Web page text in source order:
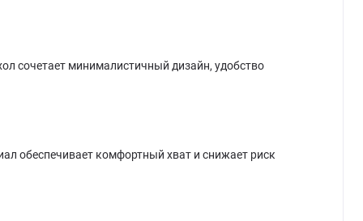
сочетает минималистичный дизайн, удобство
обеспечивает комфортный хват и снижает риск